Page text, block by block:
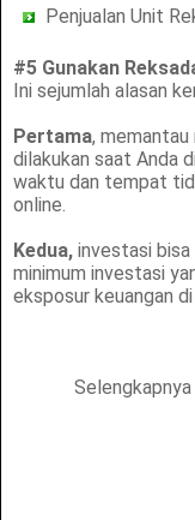
Penjualan Unit
#5 Gunakan
Ini sejumlah alasan
Pertama, memantau
dilakukan saat Anda
waktu dan tempat
online.
Kedua, investasi bisa
minimum investasi
eksposur keuangan